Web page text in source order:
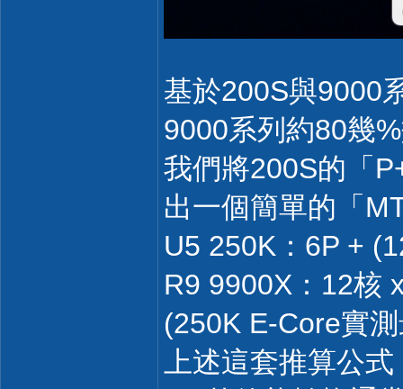
基於200S與9000
9000系列約80幾
我們將200S的「
出一個簡單的「
U5 250K：6P +
R9 9900X：12核
(250K E-Core實
上述這套推算公